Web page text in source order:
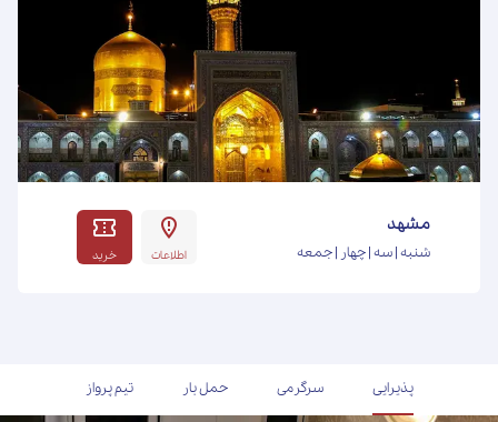
مشهد
شنبه | سه | چهار | جمعه اطلاعات خرید
پذیرایی سرگرمی حمل بار تیم پرواز